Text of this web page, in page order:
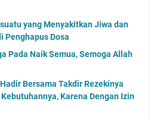
yang Menyakitkan Jiwa dan
Penghapus Dosa
Pada Naik Semua, Semoga Allah
Bersama Takdir Rezekinya
Karena Dengan Izin